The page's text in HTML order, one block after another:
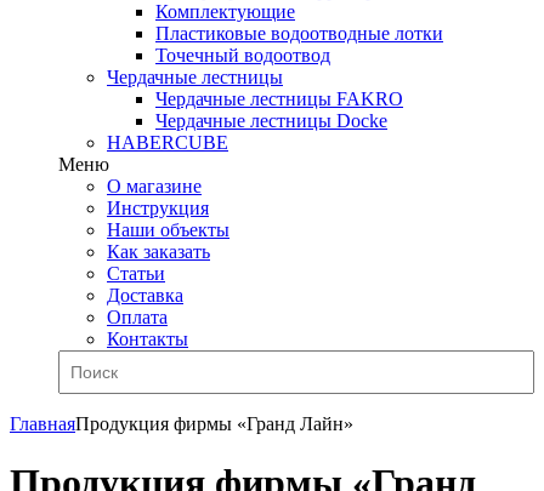
Комплектующие
Пластиковые водоотводные лотки
Точечный водоотвод
Чердачные лестницы
Чердачные лестницы FAKRO
Чердачные лестницы Docke
HABERCUBE
Меню
О магазине
Инструкция
Наши объекты
Как заказать
Статьи
Доставка
Оплата
Контакты
ГлавнаяПродукция фирмы «Гранд Лайн»